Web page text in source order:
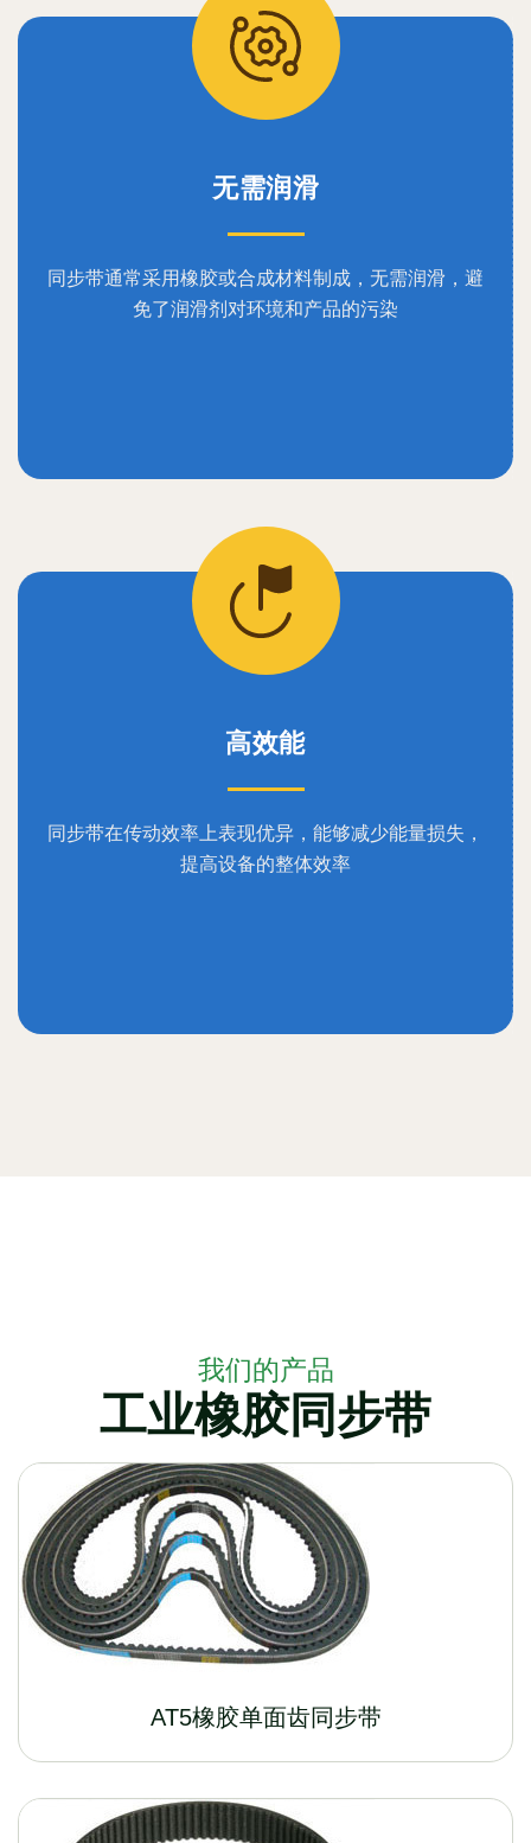
无需润滑
同步带通常采用橡胶或合成材料制成，无需润滑，避
免了润滑剂对环境和产品的污染
高效能
同步带在传动效率上表现优异，能够减少能量损失，
提高设备的整体效率
我们的产品
工业橡胶同步带
AT5橡胶单面齿同步带